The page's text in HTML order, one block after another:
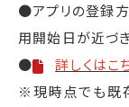
●アプリの登録方
用開始日が近づ
●
詳しくはこ
※現時点でも既